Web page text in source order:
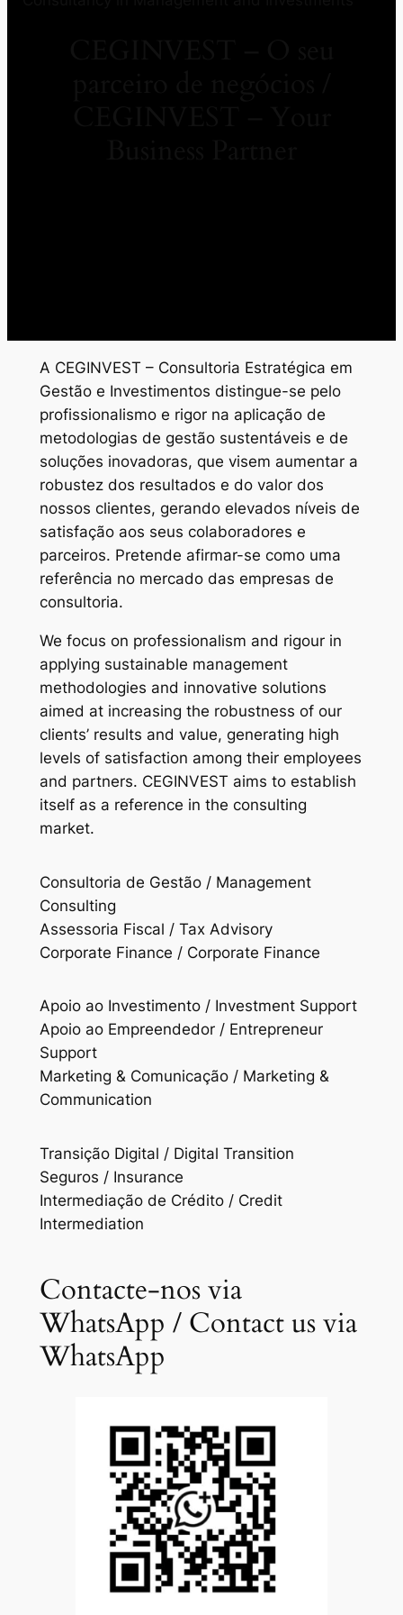
A CEGINVEST – Consultoria Estratégica em
Gestão e Investimentos distingue-se pelo
profissionalismo e rigor na aplicação de
metodologias de gestão sustentáveis e de
soluções inovadoras, que visem aumentar a
robustez dos resultados e do valor dos
nossos clientes, gerando elevados níveis de
satisfação aos seus colaboradores e
parceiros. Pretende afirmar-se como uma
referência no mercado das empresas de
consultoria.
We focus on professionalism and rigour in
applying sustainable management
methodologies and innovative solutions
aimed at increasing the robustness of our
clients’ results and value, generating high
levels of satisfaction among their employees
and partners. CEGINVEST aims to establish
itself as a reference in the consulting
market.
Consultoria de Gestão / Management
Consulting
Assessoria Fiscal / Tax Advisory
Corporate Finance / Corporate Finance
Apoio ao Investimento / Investment Support
Apoio ao Empreendedor / Entrepreneur
Support
Marketing & Comunicação / Marketing &
Communication
Transição Digital / Digital Transition
Seguros / Insurance
Intermediação de Crédito / Credit
Intermediation
Contacte-nos via
WhatsApp / Contact us via
WhatsApp